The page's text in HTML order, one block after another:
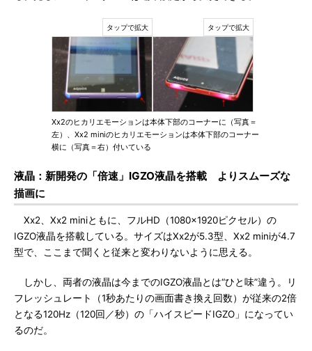
Xx2のヒカリエモーションは本体下部のコーナーに（写真＝
左）、Xx2 miniのヒカリエモーションは本体下部のコーナー
横に（写真＝右）付いている
液晶：新開発の「倍速」IGZO液晶を搭載 よりスムーズな
描画に
Xx2、Xx2 miniともに、フルHD（1080×1920ピクセル）の
IGZO液晶を搭載している。サイズはXx2が5.3型、Xx2 miniが4.7
型で、ここまで聞くと従来と変わりないように思える。
しかし、両者の液晶は今までのIGZO液晶とは“ひと味”違う。リ
フレッシュレート（1秒あたりの画面書き換え回数）が従来の2倍
となる120Hz（120回／秒）の「ハイスピードIGZO」になってい
るのだ。